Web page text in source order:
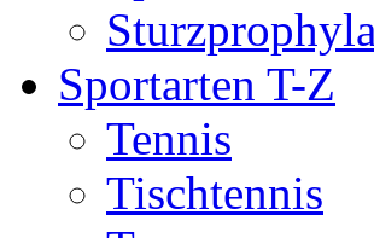
Sportarten T-Z
Tennis
Tischtennis